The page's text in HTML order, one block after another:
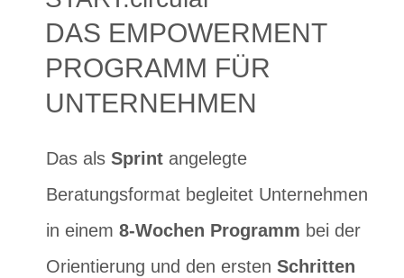
DAS EMPOWERMENT
PROGRAMM FÜR
UNTERNEHMEN
Das als Sprint angelegte
Beratungsformat begleitet Unternehmen
in einem 8-Wochen Programm bei der
Orientierung und den ersten Schritten